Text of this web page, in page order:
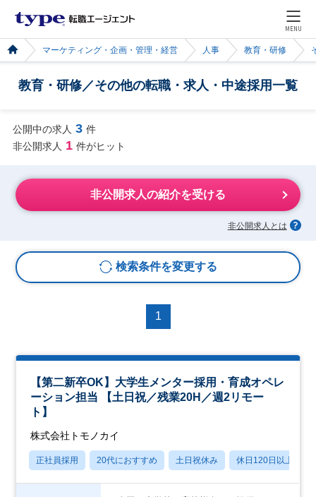
MENU
マーケティング・企画・管理・経営 人事 教育・研修
教育・研修／その他の転職・求人・中途採用一覧
公開中の求人 3 件
非公開求人 1 件がヒット
非公開求人の紹介を受ける
非公開求人とは
検索条件を変更する
1
【第二新卒OK】大学生メンター採用・育成オペレ
ーション担当 【土日祝／残業20H／週2リモー
ト】
株式会社トモノカイ
正社員採用 20代におすすめ 土日祝休み 休日120日以上